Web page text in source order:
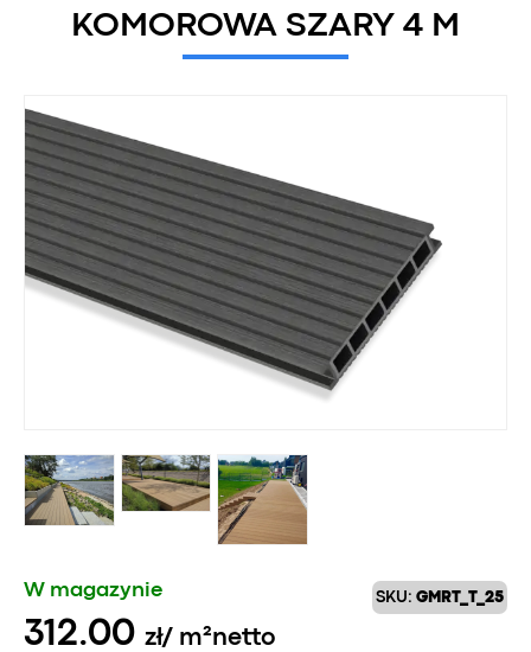
KOMOROWA SZARY 4 M
SKU: GMRT_T_25
W magazynie
312.00 zł/ m²netto